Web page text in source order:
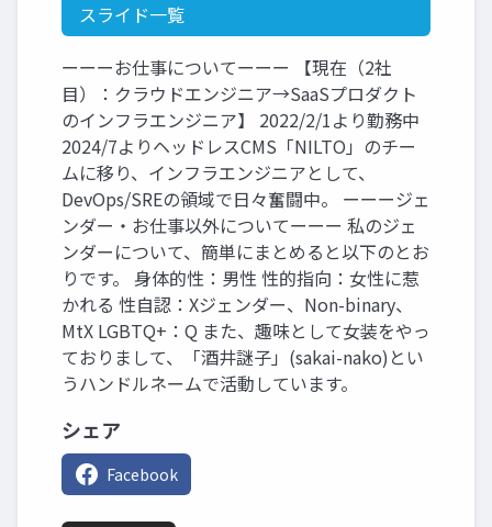
スライド一覧
ーーーお仕事についてーーー 【現在（2社
目）：クラウドエンジニア→SaaSプロダクト
のインフラエンジニア】 2022/2/1より勤務中
2024/7よりヘッドレスCMS「NILTO」のチー
ムに移り、インフラエンジニアとして、
DevOps/SREの領域で日々奮闘中。 ーーージェ
ンダー・お仕事以外についてーーー 私のジェ
ンダーについて、簡単にまとめると以下のとお
りです。 身体的性：男性 性的指向：女性に惹
かれる 性自認：Xジェンダー、Non-binary、
MtX LGBTQ+：Q また、趣味として女装をやっ
ておりまして、「酒井謎子」(sakai-nako)とい
うハンドルネームで活動しています。
シェア
Facebook